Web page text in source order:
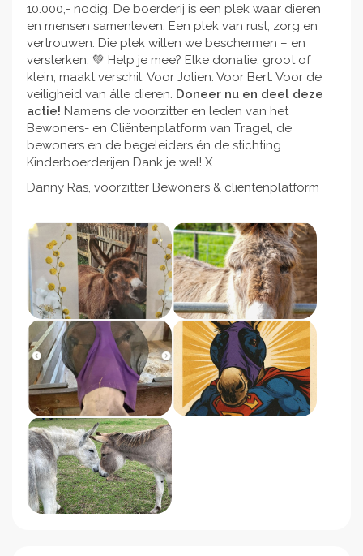
10.000,- nodig. De boerderij is een plek waar dieren
en mensen samenleven. Een plek van rust, zorg en
vertrouwen. Die plek willen we beschermen – en
versterken. 💚 Help je mee? Elke donatie, groot of
klein, maakt verschil. Voor Jolien. Voor Bert. Voor de
veiligheid van álle dieren. Doneer nu en deel deze
actie! Namens de voorzitter en leden van het
Bewoners- en Cliëntenplatform van Tragel, de
bewoners en de begeleiders én de stichting
Kinderboerderijen Dank je wel! X
Danny Ras, voorzitter Bewoners & cliëntenplatform